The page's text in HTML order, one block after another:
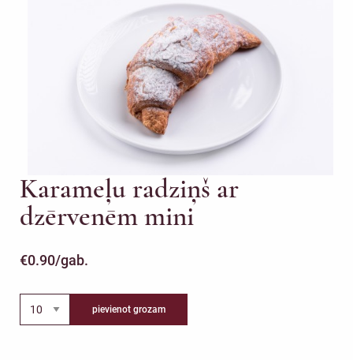
Karameļu radziņš ar
dzērvenēm mini
€0.90/gab.
pievienot grozam